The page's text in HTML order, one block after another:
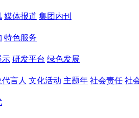
媒体报道 集团内刊
特色服务
示 研发平台 绿色发展
言人 文化活动 主题年 社会责任 社